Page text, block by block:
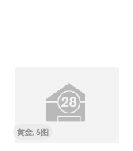
黄金, 6图